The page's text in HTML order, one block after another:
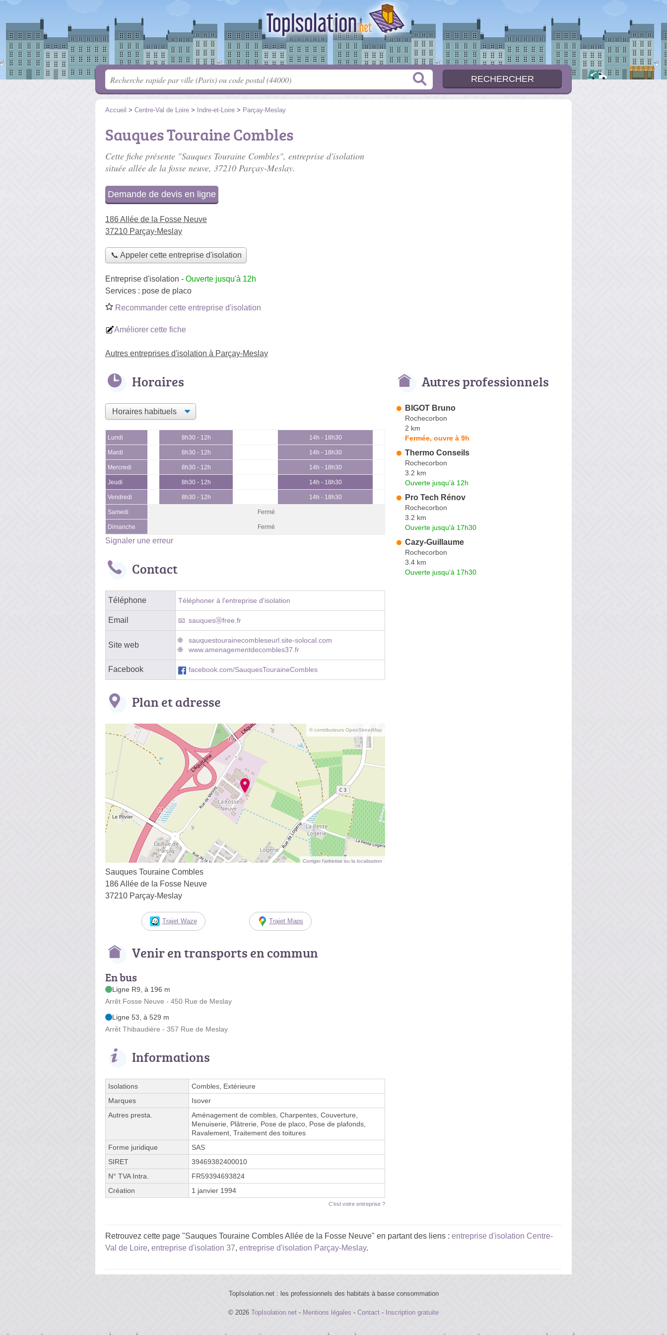
Accueil > Centre-Val de Loire > Indre-et-Loire > Parçay-Meslay
Sauques Touraine Combles
Cette fiche présente "Sauques Touraine Combles", entreprise d'isolation
située allée de la fosse neuve, 37210 Parçay-Meslay.
Demande de devis en ligne
186 Allée de la Fosse Neuve
37210 Parçay-Meslay
📞 Appeler cette entreprise d'isolation
Entreprise d'isolation - Ouverte jusqu'à 12h
Services : pose de placo
Recommander cette entreprise d'isolation
Améliorer cette fiche
Autres entreprises d'isolation à Parçay-Meslay
Horaires
Lundi 8h30 - 12h 14h - 18h30
Mardi 8h30 - 12h 14h - 18h30
Mercredi 8h30 - 12h 14h - 18h30
Jeudi 8h30 - 12h 14h - 18h30
Vendredi 8h30 - 12h 14h - 18h30
Samedi Fermé
Dimanche Fermé
Signaler une erreur
Contact
Téléphone Téléphoner à l'entreprise d'isolation
Email sauquesⓐfree.fr
Site web
sauquestourainecombleseurl.site-solocal.com
www.amenagementdecombles37.fr
Facebook facebook.com/SauquesTouraineCombles
Plan et adresse
© contributeurs OpenStreetMap
Corriger l’adresse ou la localisation
Sauques Touraine Combles
186 Allée de la Fosse Neuve
37210 Parçay-Meslay
Trajet Waze Trajet Maps
Venir en transports en commun
En bus
Ligne R9, à 196 m
Arrêt Fosse Neuve - 450 Rue de Meslay
Ligne 53, à 529 m
Arrêt Thibaudière - 357 Rue de Meslay
Informations
Isolations
Combles, Extérieure
Marques
Isover
Autres presta.
Aménagement de combles, Charpentes, Couverture,
Menuiserie, Plâtrerie, Pose de placo, Pose de plafonds,
Ravalement, Traitement des toitures
Forme juridique
SAS
SIRET
39469382400010
N° TVA Intra.
FR59394693824
Création
1 janvier 1994
C'est votre entreprise ?
Autres professionnels
BIGOT Bruno
Rochecorbon
2 km
Fermée, ouvre à 9h
Thermo Conseils
Rochecorbon
3.2 km
Ouverte jusqu'à 12h
Pro Tech Rénov
Rochecorbon
3.2 km
Ouverte jusqu'à 17h30
Cazy-Guillaume
Rochecorbon
3.4 km
Ouverte jusqu'à 17h30
Retrouvez cette page "Sauques Touraine Combles Allée de la Fosse Neuve" en partant des liens : entreprise d'isolation Centre-
Val de Loire, entreprise d'isolation 37, entreprise d'isolation Parçay-Meslay.
TopIsolation.net : les professionnels des habitats à basse consommation
© 2026 TopIsolation.net - Mentions légales - Contact - Inscription gratuite